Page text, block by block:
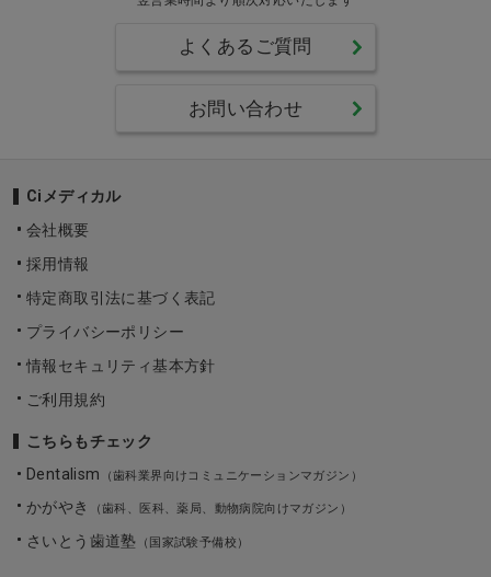
よくあるご質問
お問い合わせ
Ciメディカル
会社概要
採用情報
特定商取引法に基づく表記
プライバシーポリシー
情報セキュリティ基本方針
ご利用規約
こちらもチェック
Dentalism
（歯科業界向けコミュニケーションマガジン）
かがやき （歯科、医科、薬局、動物病院向けマガジン）
さいとう歯道塾 （国家試験予備校）